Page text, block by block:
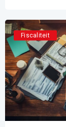
Fiscaliteit